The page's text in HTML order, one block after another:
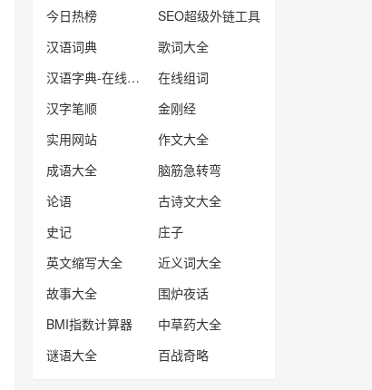
今日热榜
SEO超级外链工具
汉语词典
歌词大全
汉语字典-在线查字
在线组词
汉字笔顺
金刚经
实用网站
作文大全
成语大全
脑筋急转弯
论语
古诗文大全
史记
庄子
英文缩写大全
近义词大全
故事大全
围炉夜话
BMI指数计算器
中草药大全
谜语大全
百战奇略